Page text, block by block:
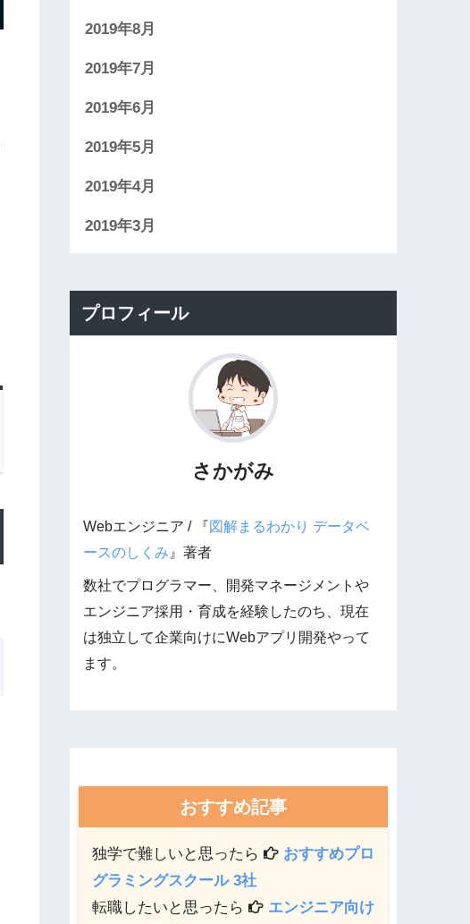
2019年8月
2019年7月
2019年6月
2019年5月
2019年4月
2019年3月
プロフィール
さかがみ
Webエンジニア / 『図解まるわかり データベ
ースのしくみ 』著者
数社でプログラマー、開発マネージメントや
エンジニア採用・育成を経験したのち、現在
は独立して企業向けにWebアプリ開発やって
ます。
おすすめ記事
独学で難しいと思ったら
おすすめプロ
グラミングスクール 3社
転職したいと思ったら
エンジニア向け